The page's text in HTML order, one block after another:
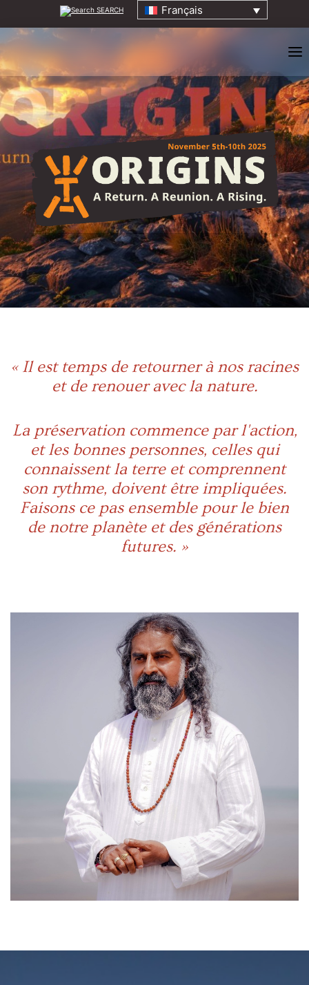
SEARCH Français
Accueil
À propos
Conseil des Anciens
ORIGINS EVENT
DONATE
« Il est temps de retourner à nos racines
et de renouer avec la nature.
La préservation commence par l'action,
et les bonnes personnes, celles qui
connaissent la terre et comprennent
son rythme, doivent être impliquées.
Faisons ce pas ensemble pour le bien
de notre planète et des générations
futures. »